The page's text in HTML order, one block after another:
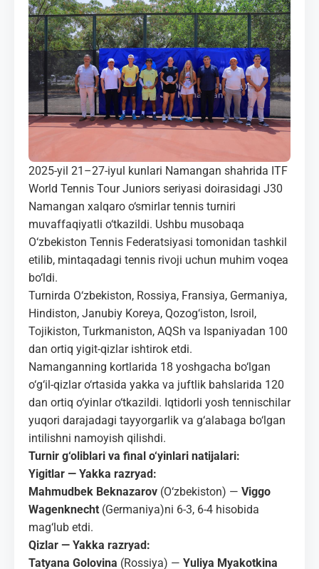
ALOQALAR
UZ-PIN
2025-yil 21–27-iyul kunlari Namangan shahrida ITF
World Tennis Tour Juniors seriyasi doirasidagi J30
Namangan xalqaro o‘smirlar tennis turniri
muvaffaqiyatli o‘tkazildi. Ushbu musobaqa
O‘zbekiston Tennis Federatsiyasi tomonidan tashkil
etilib, mintaqadagi tennis rivoji uchun muhim voqea
bo‘ldi.
Turnirda O‘zbekiston, Rossiya, Fransiya, Germaniya,
Hindiston, Janubiy Koreya, Qozog‘iston, Isroil,
Tojikiston, Turkmaniston, AQSh va Ispaniyadan 100
dan ortiq yigit-qizlar ishtirok etdi.
Namanganning kortlarida 18 yoshgacha bo‘lgan
o‘g‘il-qizlar o‘rtasida yakka va juftlik bahslarida 120
dan ortiq o‘yinlar o‘tkazildi. Iqtidorli yosh tennischilar
yuqori darajadagi tayyorgarlik va g‘alabaga bo‘lgan
intilishni namoyish qilishdi.
Turnir g‘oliblari va final o‘yinlari natijalari:
Yigitlar — Yakka razryad:
Mahmudbek Beknazarov (O‘zbekiston) — Viggo
Wagenknecht (Germaniya)ni 6-3, 6-4 hisobida
mag‘lub etdi.
Qizlar — Yakka razryad:
Tatyana Golovina (Rossiya) — Yuliya Myakotkina